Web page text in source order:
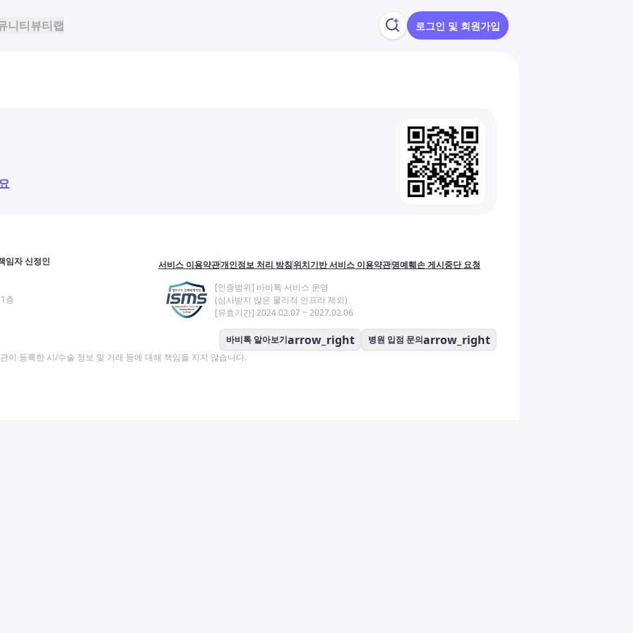
니티뷰티랩 로그인 및 회원가입
임자 신정인
층
서비스 이용약관개인정보 처리 방침위치기반 서비스 이용약관명예훼손 게시중단 요청
[인증범위] 바비톡 서비스 운영
(심사받지 않은 물리적 인프라 제외)
[유효기간] 2024.02.07 ~ 2027.02.06
바비톡 알아보기arrow_right 병원 입점 문의arrow_right
이 등록한 시/수술 정보 및 거래 등에 대해 책임을 지지 않습니다.